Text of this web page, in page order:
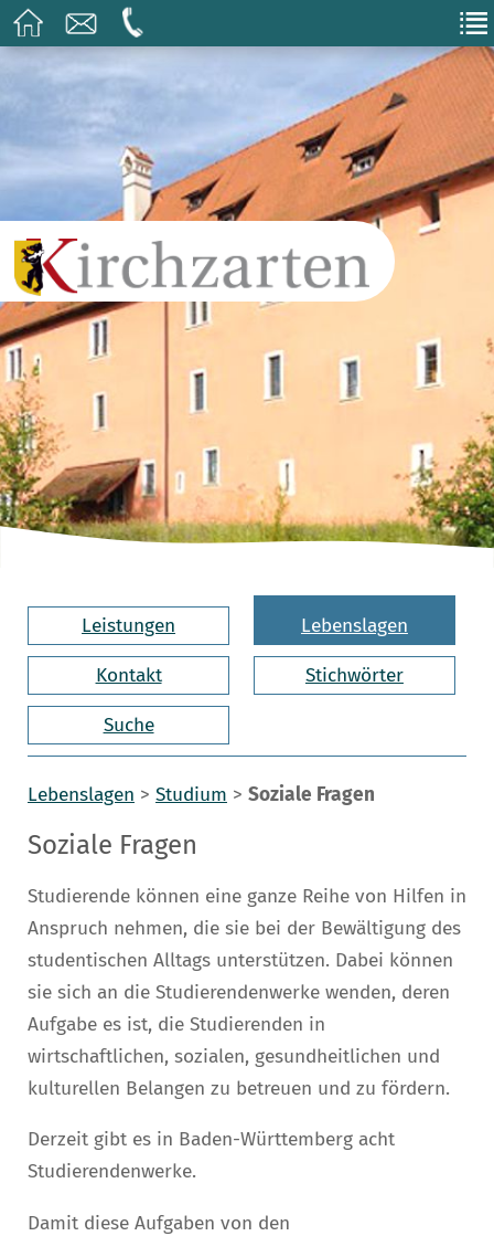
Leistungen Lebenslagen
Kontakt Stichwörter
Suche
Lebenslagen > Studium > Soziale Fragen
Soziale Fragen
Studierende können eine ganze Reihe von Hilfen in
Anspruch nehmen, die sie bei der Bewältigung des
studentischen Alltags unterstützen. Dabei können
sie sich an die Studierendenwerke wenden, deren
Aufgabe es ist, die Studierenden in
wirtschaftlichen, sozialen, gesundheitlichen und
kulturellen Belangen zu betreuen und zu fördern.
Derzeit gibt es in Baden-Württemberg acht
Studierendenwerke.
Damit diese Aufgaben von den